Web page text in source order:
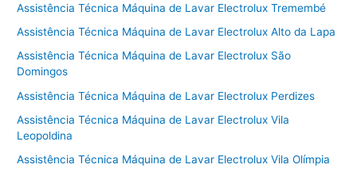
Assistência Técnica Máquina de Lavar Electrolux Tremembé
Assistência Técnica Máquina de Lavar Electrolux Alto da Lapa
Assistência Técnica Máquina de Lavar Electrolux São
Domingos
Assistência Técnica Máquina de Lavar Electrolux Perdizes
Assistência Técnica Máquina de Lavar Electrolux Vila
Leopoldina
Assistência Técnica Máquina de Lavar Electrolux Vila Olímpia